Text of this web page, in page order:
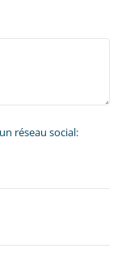
réseau social: